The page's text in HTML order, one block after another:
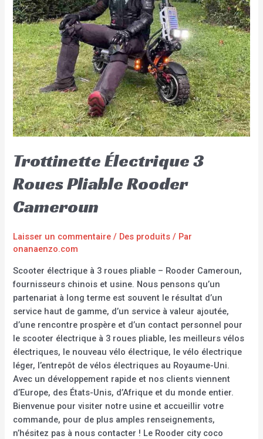
Trottinette Électrique 3
Roues Pliable Rooder
Cameroun
Laisser un commentaire / Des produits / Par
onanaenzo.com
Scooter électrique à 3 roues pliable – Rooder Cameroun,
fournisseurs chinois et usine. Nous pensons qu’un
partenariat à long terme est souvent le résultat d’un
service haut de gamme, d’un service à valeur ajoutée,
d’une rencontre prospère et d’un contact personnel pour
le scooter électrique à 3 roues pliable, les meilleurs vélos
électriques, le nouveau vélo électrique, le vélo électrique
léger, l’entrepôt de vélos électriques au Royaume-Uni.
Avec un développement rapide et nos clients viennent
d’Europe, des États-Unis, d’Afrique et du monde entier.
Bienvenue pour visiter notre usine et accueillir votre
commande, pour de plus amples renseignements,
n’hésitez pas à nous contacter ! Le Rooder city coco